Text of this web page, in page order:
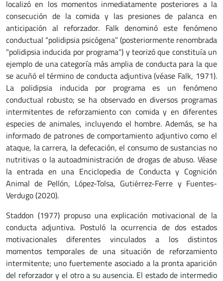
localizó en los momentos inmediatamente posteriores a la
consecución de la comida y las presiones de palanca en
anticipación al reforzador. Falk denominó este fenómeno
conductual “polidipsia psicógena” (posteriormente renombrada
"polidipsia inducida por programa") y teorizó que constituía un
ejemplo de una categoría más amplia de conducta para la que
se acuñó el término de conducta adjuntiva (véase Falk, 1971).
La polidipsia inducida por programa es un fenómeno
conductual robusto; se ha observado en diversos programas
intermitentes de reforzamiento con comida y en diferentes
especies de animales, incluyendo el hombre. Además, se ha
informado de patrones de comportamiento adjuntivo como el
ataque, la carrera, la defecación, el consumo de sustancias no
nutritivas o la autoadministración de drogas de abuso. Véase
la entrada en una Enciclopedia de Conducta y Cognición
Animal de Pellón, López-Tolsa, Gutiérrez-Ferre y Fuentes-
Verdugo (2020).
Staddon (1977) propuso una explicación motivacional de la
conducta adjuntiva. Postuló la ocurrencia de dos estados
motivacionales diferentes vinculados a los distintos
momentos temporales de una situación de reforzamiento
intermitente; uno fuertemente asociado a la pronta aparición
del reforzador y el otro a su ausencia. El estado de intermedio